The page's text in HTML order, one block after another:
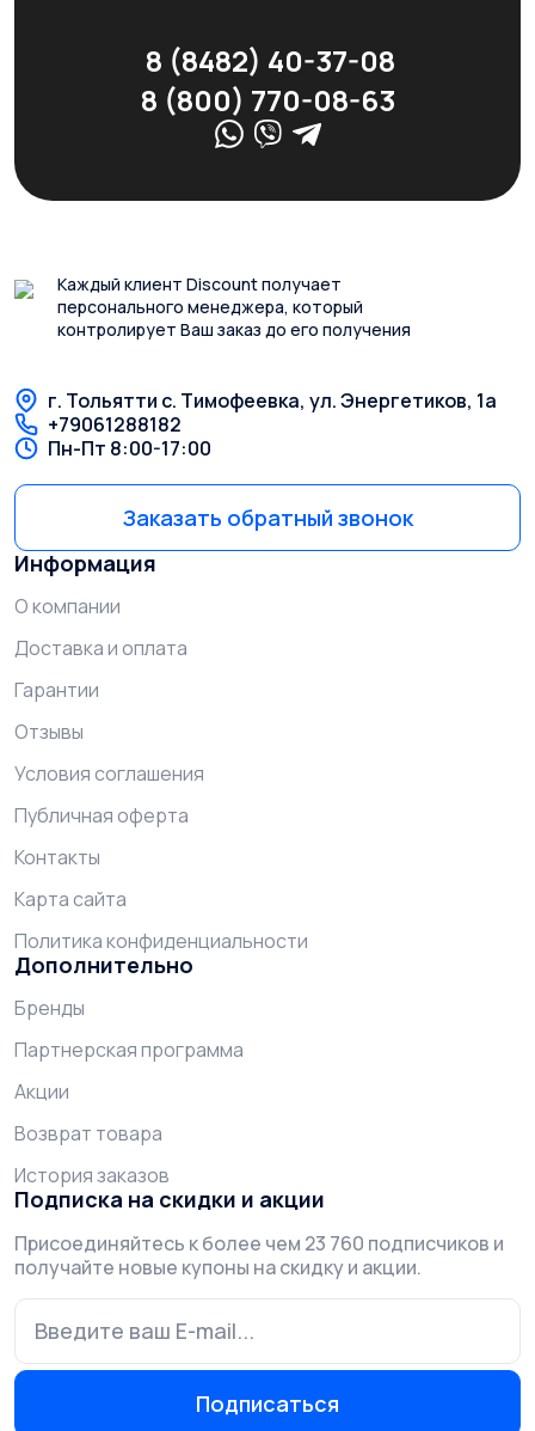
8 (8482) 40-37-08
8 (800) 770-08-63
Каждый клиент Discount получает
персонального менеджера, который
контролирует Ваш заказ до его получения
г. Тольятти с. Тимофеевка, ул. Энергетиков, 1а
+79061288182
Пн-Пт 8:00-17:00
Заказать обратный звонок
Информация
О компании
Доставка и оплата
Гарантии
Отзывы
Условия соглашения
Публичная оферта
Контакты
Карта сайта
Политика конфиденциальности
Дополнительно
Бренды
Партнерская программа
Акции
Возврат товара
История заказов
Подписка на скидки и акции
Присоединяйтесь к более чем 23 760 подписчиков и
получайте новые купоны на скидку и акции.
Подписаться